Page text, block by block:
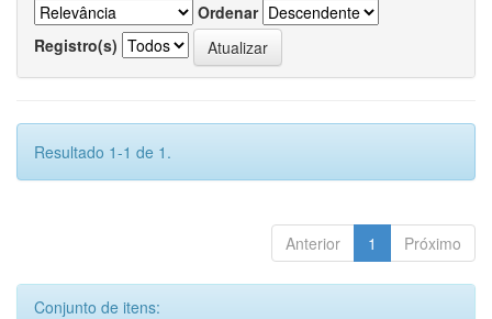
Ordenar
Registro(s)
Resultado 1-1 de 1.
Anterior 1 Próximo
Conjunto de itens: